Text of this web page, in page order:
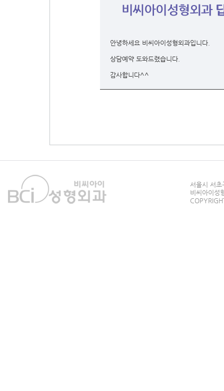
안녕하세요 비씨아이성형외과입니다.
상담예약 도와드렸습니다.
감사합니다^^
서울시 서
비씨아이